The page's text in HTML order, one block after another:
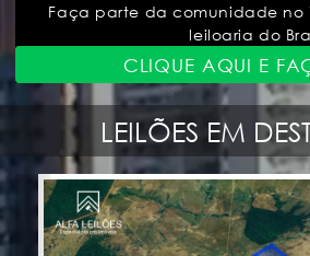
Faça parte da comunidade no
leiloaria do
CLIQUE AQUI E
LEILÕES EM